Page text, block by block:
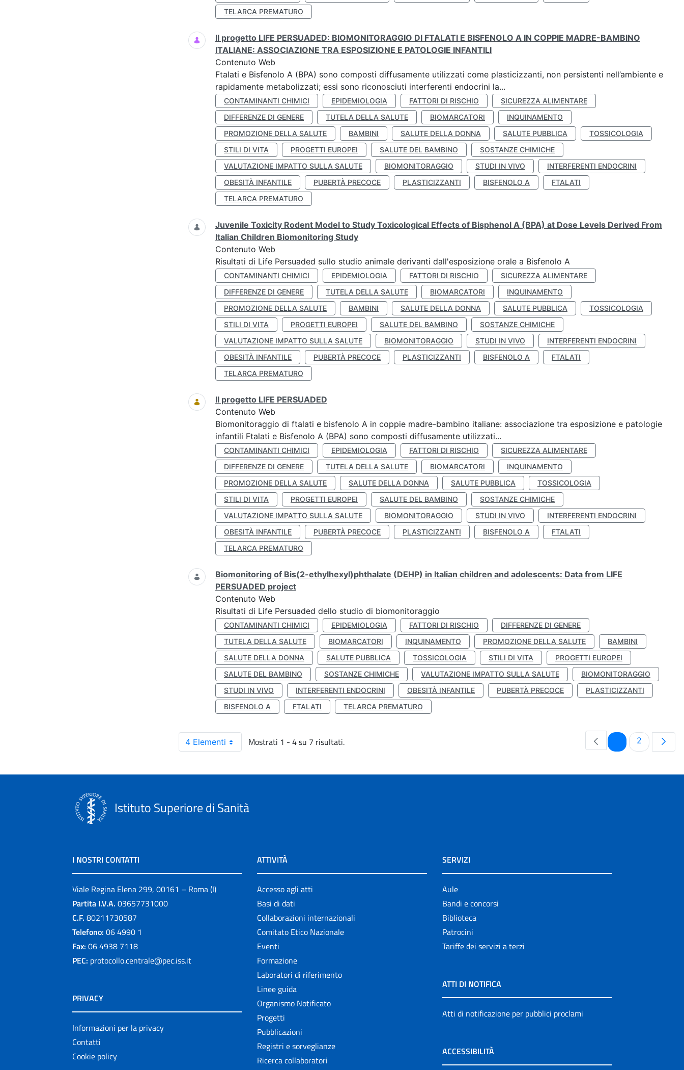
TELARCA PREMATURO
Il progetto LIFE PERSUADED: BIOMONITORAGGIO DI FTALATI E BISFENOLO A IN COPPIE MADRE-BAMBINO
ITALIANE: ASSOCIAZIONE TRA ESPOSIZIONE E PATOLOGIE INFANTILI
Contenuto Web
Ftalati e Bisfenolo A (BPA) sono composti diffusamente utilizzati come plasticizzanti, non persistenti nell’ambiente e
rapidamente metabolizzati; essi sono riconosciuti interferenti endocrini la...
CONTAMINANTI CHIMICI EPIDEMIOLOGIA FATTORI DI RISCHIO
SICUREZZA ALIMENTARE
DIFFERENZE DI GENERE
TUTELA DELLA SALUTE BIOMARCATORI
INQUINAMENTO
PROMOZIONE DELLA SALUTE
BAMBINI SALUTE DELLA DONNA SALUTE PUBBLICA
TOSSICOLOGIA
STILI DI VITA
PROGETTI EUROPEI SALUTE DEL BAMBINO
SOSTANZE CHIMICHE
VALUTAZIONE IMPATTO SULLA SALUTE
BIOMONITORAGGIO STUDI IN VIVO
INTERFERENTI ENDOCRINI
OBESITÀ INFANTILE
PUBERTÀ PRECOCE PLASTICIZZANTI BISFENOLO A
FTALATI
TELARCA PREMATURO
Juvenile Toxicity Rodent Model to Study Toxicological Effects of Bisphenol A (BPA) at Dose Levels Derived From
Italian Children Biomonitoring Study
Contenuto Web
Risultati di Life Persuaded sullo studio animale derivanti dall'esposizione orale a Bisfenolo A
CONTAMINANTI CHIMICI EPIDEMIOLOGIA FATTORI DI RISCHIO
SICUREZZA ALIMENTARE
DIFFERENZE DI GENERE
TUTELA DELLA SALUTE BIOMARCATORI
INQUINAMENTO
PROMOZIONE DELLA SALUTE
BAMBINI SALUTE DELLA DONNA SALUTE PUBBLICA
TOSSICOLOGIA
STILI DI VITA
PROGETTI EUROPEI SALUTE DEL BAMBINO
SOSTANZE CHIMICHE
VALUTAZIONE IMPATTO SULLA SALUTE
BIOMONITORAGGIO STUDI IN VIVO
INTERFERENTI ENDOCRINI
OBESITÀ INFANTILE
PUBERTÀ PRECOCE PLASTICIZZANTI BISFENOLO A
FTALATI
TELARCA PREMATURO
Il progetto LIFE PERSUADED
Contenuto Web
Biomonitoraggio di ftalati e bisfenolo A in coppie madre-bambino italiane: associazione tra esposizione e patologie
infantili Ftalati e Bisfenolo A (BPA) sono composti diffusamente utilizzati...
CONTAMINANTI CHIMICI EPIDEMIOLOGIA FATTORI DI RISCHIO
SICUREZZA ALIMENTARE
DIFFERENZE DI GENERE
TUTELA DELLA SALUTE BIOMARCATORI
INQUINAMENTO
PROMOZIONE DELLA SALUTE
SALUTE DELLA DONNA SALUTE PUBBLICA
TOSSICOLOGIA
STILI DI VITA
PROGETTI EUROPEI SALUTE DEL BAMBINO
SOSTANZE CHIMICHE
VALUTAZIONE IMPATTO SULLA SALUTE
BIOMONITORAGGIO STUDI IN VIVO
INTERFERENTI ENDOCRINI
OBESITÀ INFANTILE
PUBERTÀ PRECOCE PLASTICIZZANTI BISFENOLO A
FTALATI
TELARCA PREMATURO
Biomonitoring of Bis(2-ethylhexyl)phthalate (DEHP) in Italian children and adolescents: Data from LIFE
PERSUADED project
Contenuto Web
Risultati di Life Persuaded dello studio di biomonitoraggio
CONTAMINANTI CHIMICI EPIDEMIOLOGIA FATTORI DI RISCHIO
DIFFERENZE DI GENERE
TUTELA DELLA SALUTE
BIOMARCATORI INQUINAMENTO PROMOZIONE DELLA SALUTE
BAMBINI
SALUTE DELLA DONNA
SALUTE PUBBLICA TOSSICOLOGIA STILI DI VITA
PROGETTI EUROPEI
SALUTE DEL BAMBINO
SOSTANZE CHIMICHE VALUTAZIONE IMPATTO SULLA SALUTE
BIOMONITORAGGIO
STUDI IN VIVO
INTERFERENTI ENDOCRINI OBESITÀ INFANTILE PUBERTÀ PRECOCE
PLASTICIZZANTI
BISFENOLO A
FTALATI TELARCA PREMATURO
4 Elementi Mostrati 1 - 4 su 7 risultati. PaginaPagina
2
Istituto Superiore di Sanità
I NOSTRI CONTATTI
Viale Regina Elena 299, 00161 – Roma (I)
Partita I.V.A. 03657731000
C.F. 80211730587
Telefono: 06 4990 1
Fax: 06 4938 7118
PEC: protocollo.centrale@pec.iss.it
PRIVACY
Informazioni per la privacy
Contatti
Cookie policy
ATTIVITÀ
Accesso agli atti
Basi di dati
Collaborazioni internazionali
Comitato Etico Nazionale
Eventi
Formazione
Laboratori di riferimento
Linee guida
Organismo Notificato
Progetti
Pubblicazioni
Registri e sorveglianze
Ricerca collaboratori
SERVIZI
Aule
Bandi e concorsi
Biblioteca
Patrocini
Tariffe dei servizi a terzi
ATTI DI NOTIFICA
Atti di notificazione per pubblici proclami
ACCESSIBILITÀ